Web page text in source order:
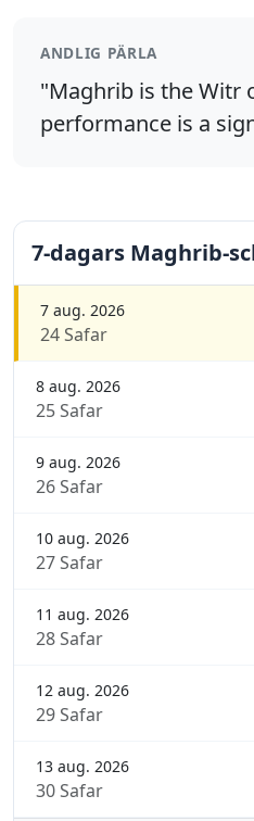
ANDLIG PÄRLA
"Maghrib is the Witr
performance is a
7-dagars Maghrib-
7 aug. 2026
24 Safar
8 aug. 2026
25 Safar
9 aug. 2026
26 Safar
10 aug. 2026
27 Safar
11 aug. 2026
28 Safar
12 aug. 2026
29 Safar
13 aug. 2026
30 Safar